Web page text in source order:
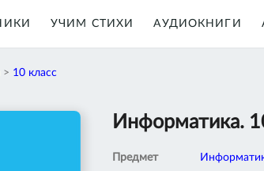
УЧИМ СТИХИ АУДИОКНИГИ
> 10 класс
Информатика.
Предмет